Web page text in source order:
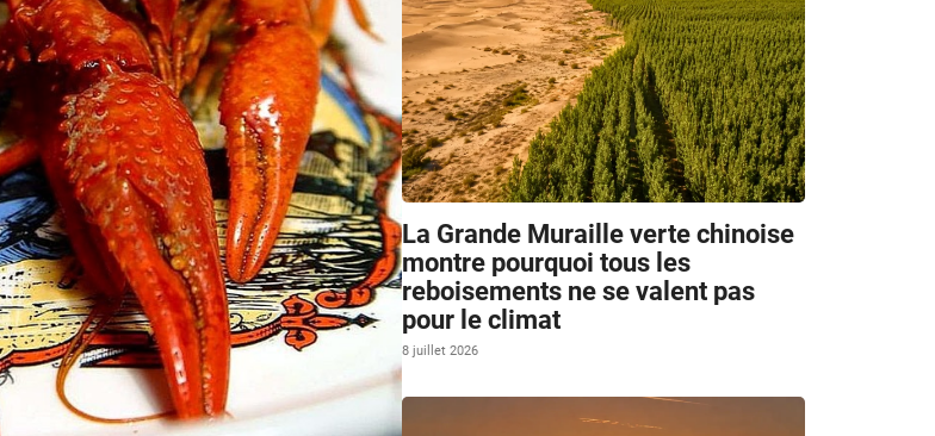
La Grande Muraille verte chinoise
montre pourquoi tous les
reboisements ne se valent pas
pour le climat
8 juillet 2026